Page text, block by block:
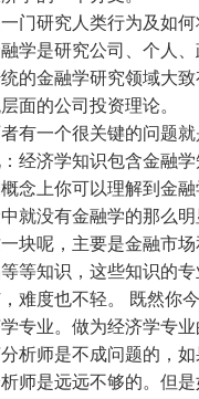
门研究人类行为及如
学是研究公司、个人
的金融学研究领域大
面的公司投资理论。
有一个很关键的问题
经济学知识包含金融
念上你可以理解到金
就没有金融学的那么
块呢，主要是金融市
等知识，这些知识的
难度也不轻。 既然你
专业。做为经济学专
析师是不成问题的，
师是远远不够的。但